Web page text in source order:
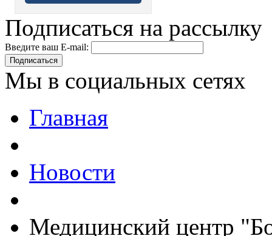
Подписаться на рассылку
Введите ваш E-mail:
Подписаться
Мы в социальных сетях
Главная
Новости
Медицинский центр